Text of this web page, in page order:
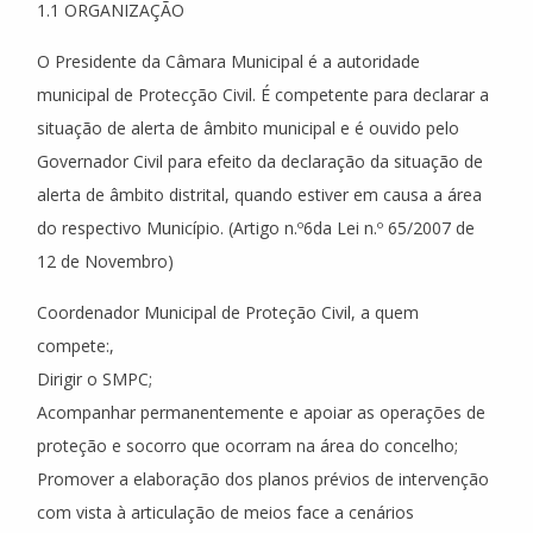
1.1 ORGANIZAÇÃO
O Presidente da Câmara Municipal é a autoridade
municipal de Protecção Civil. É competente para declarar a
situação de alerta de âmbito municipal e é ouvido pelo
Governador Civil para efeito da declaração da situação de
alerta de âmbito distrital, quando estiver em causa a área
do respectivo Município. (Artigo n.º6da Lei n.º 65/2007 de
12 de Novembro)
Coordenador Municipal de Proteção Civil, a quem
compete:,
Dirigir o SMPC;
Acompanhar permanentemente e apoiar as operações de
proteção e socorro que ocorram na área do concelho;
Promover a elaboração dos planos prévios de intervenção
com vista à articulação de meios face a cenários